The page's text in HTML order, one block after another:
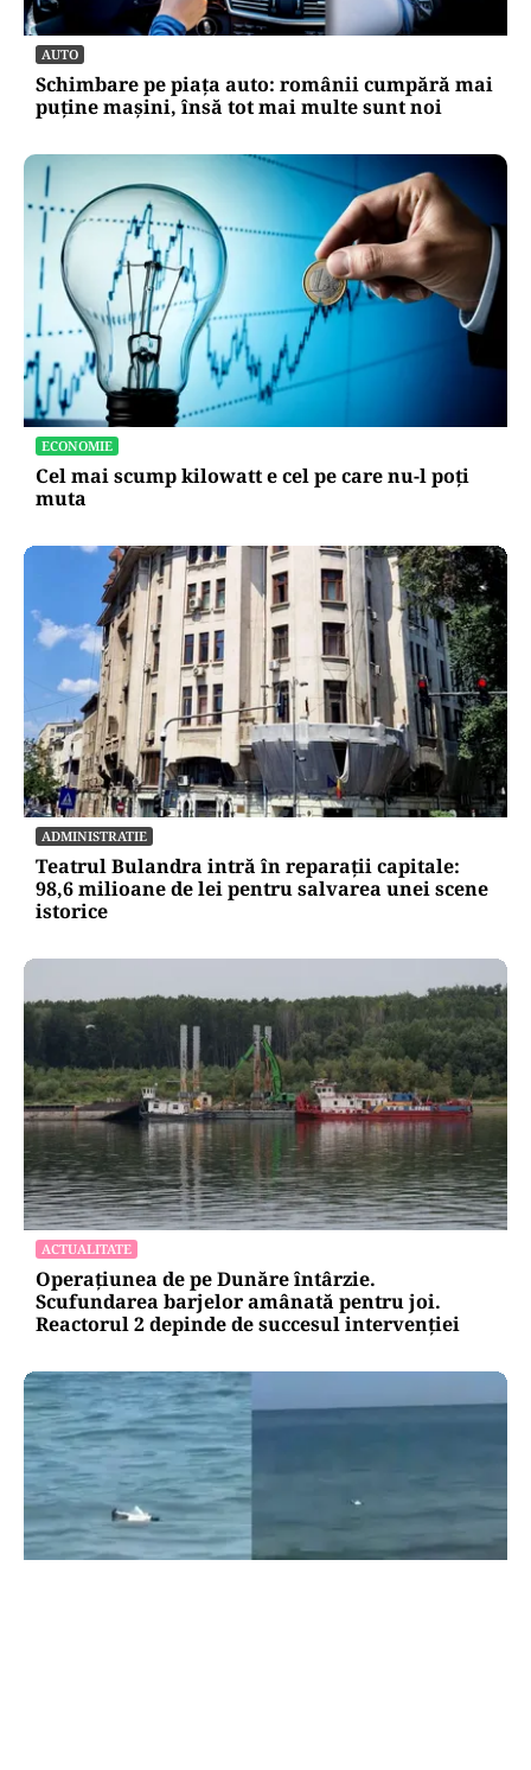
AUTO
Schimbare pe piața auto: românii cumpără mai
puține mașini, însă tot mai multe sunt noi
ECONOMIE
Cel mai scump kilowatt e cel pe care nu-l poți
muta
ADMINISTRATIE
Teatrul Bulandra intră în reparații capitale:
98,6 milioane de lei pentru salvarea unei scene
istorice
ACTUALITATE
Operațiunea de pe Dunăre întârzie.
Scufundarea barjelor amânată pentru joi.
Reactorul 2 depinde de succesul intervenției